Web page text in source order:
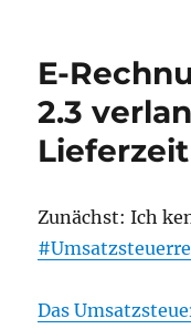
Cloud
mit
freier
App
nutzen
E-
2.3
Zunächst: Ich
Das